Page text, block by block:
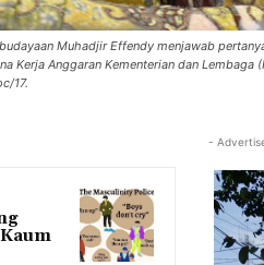
Muhadjir Effendy menjawab
Kerja Anggaran Kementerian dan Lembaga
17.
-